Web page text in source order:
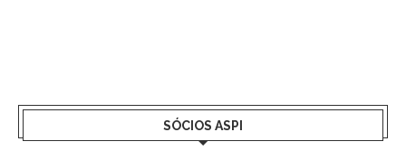
SÓCIOS ASPI